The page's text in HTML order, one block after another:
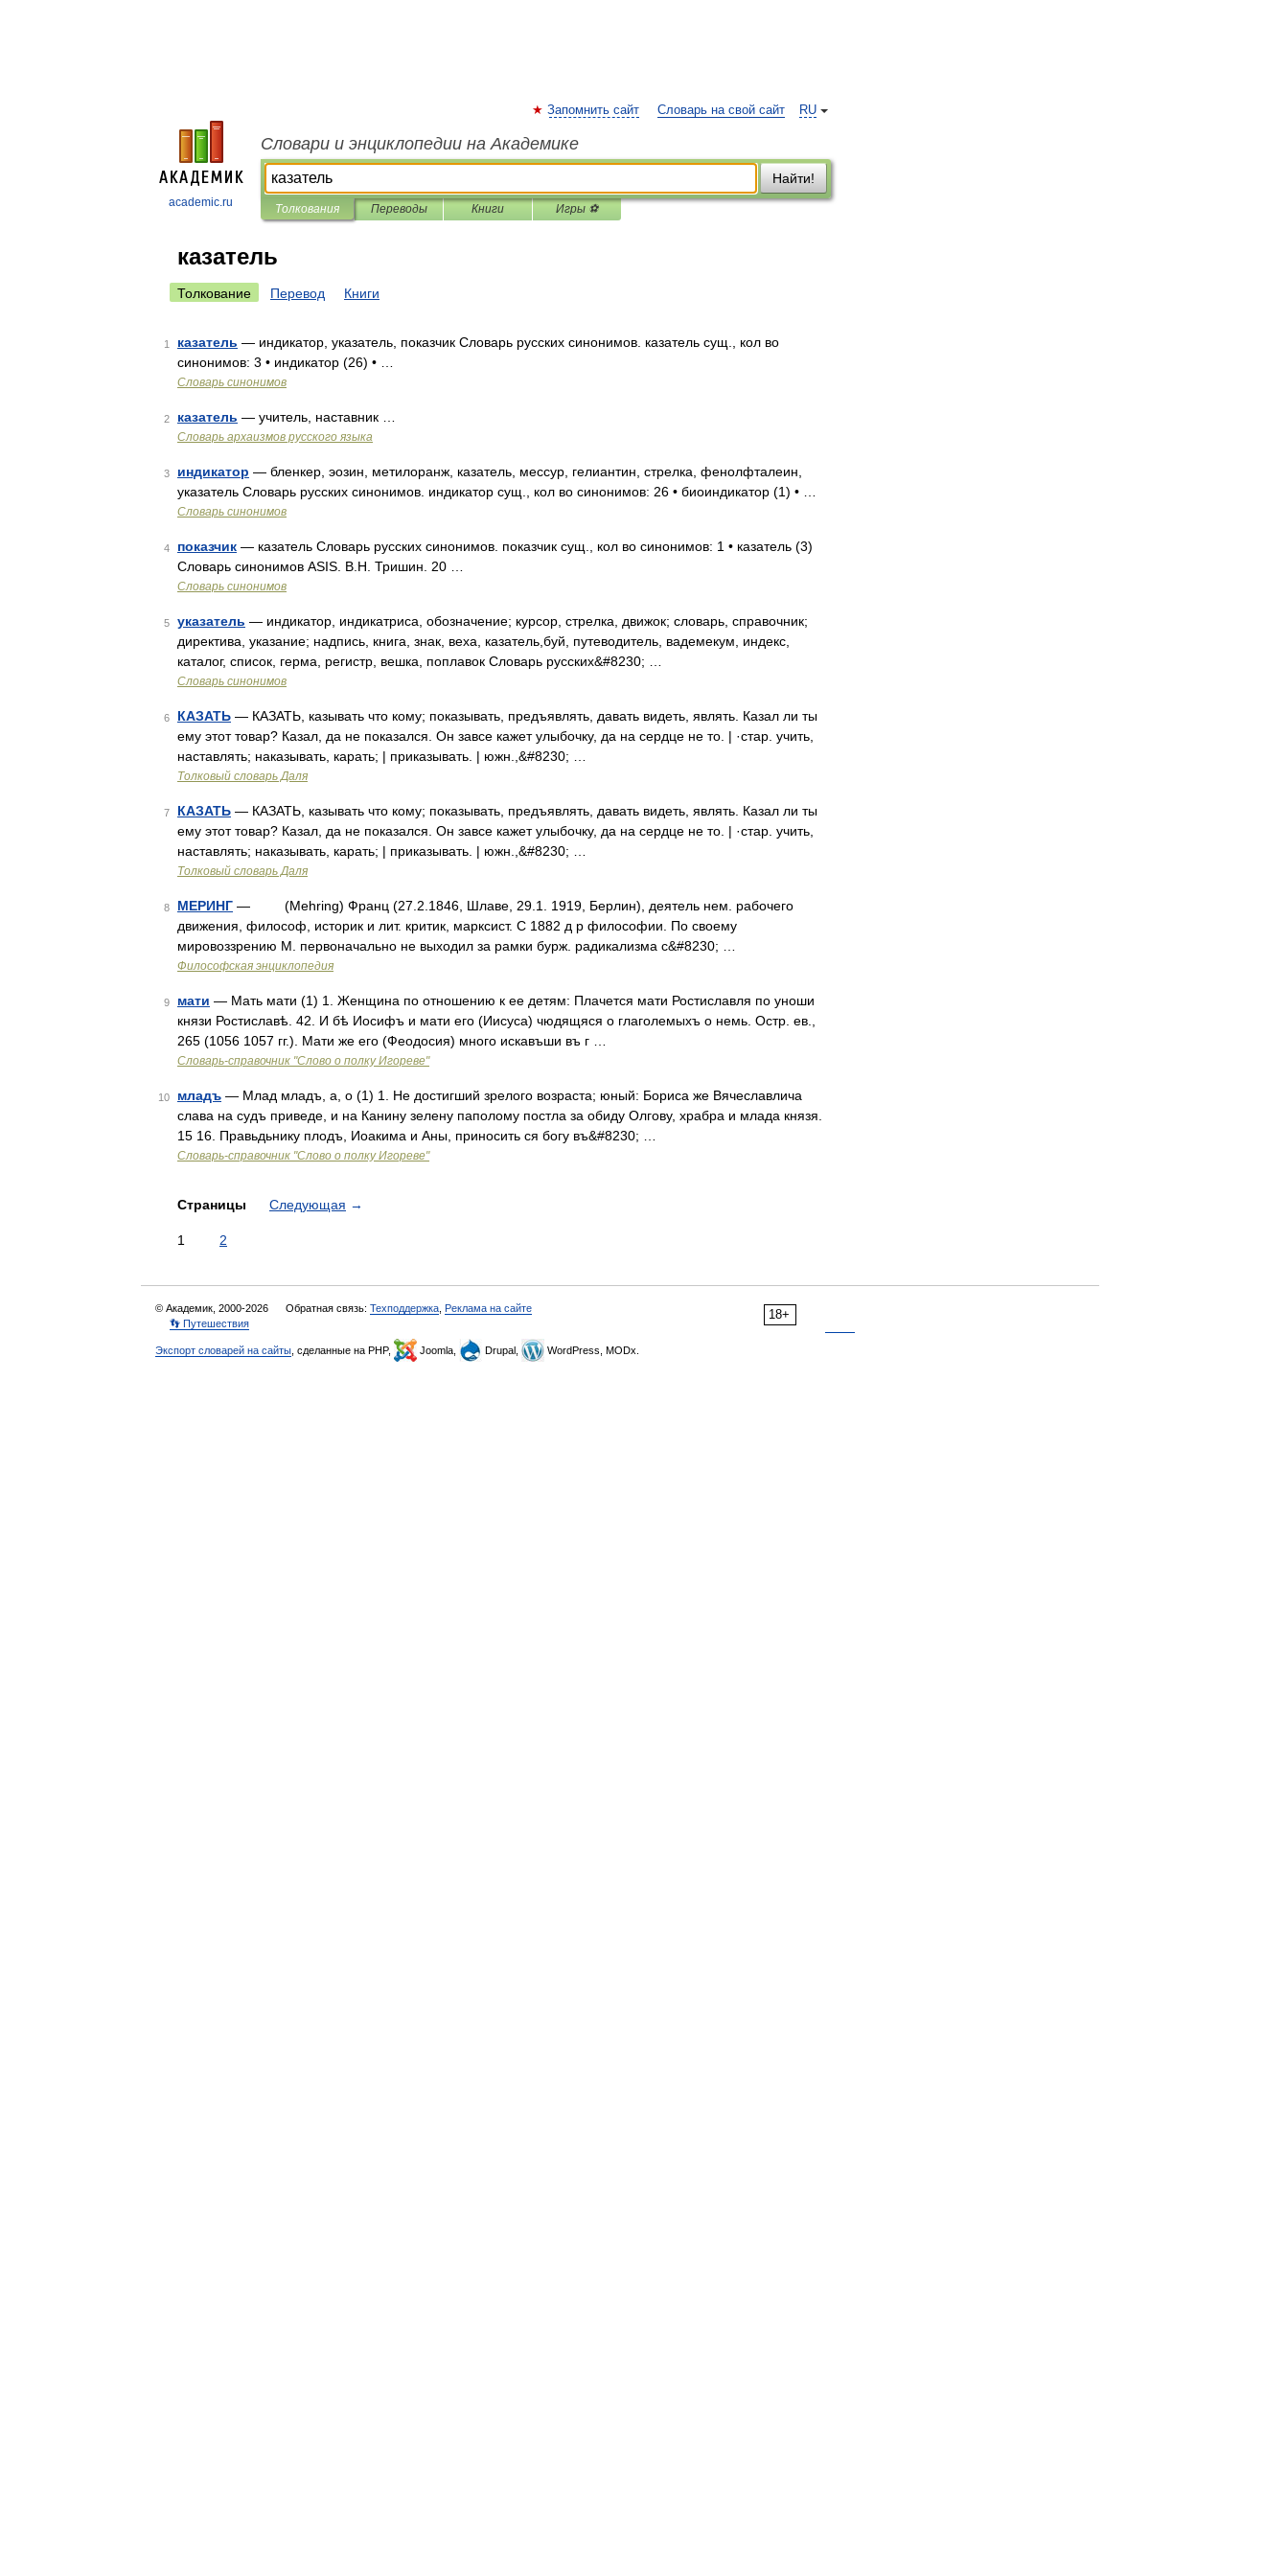
academic.ru
RU
Запомнить сайт Словарь на свой сайт
Словари и энциклопедии на Академике
Найти!
Толкования Переводы Книги Игры ⚽
казатель
Толкование Перевод Книги
1 казатель — индикатор, указатель, показчик Словарь русских синонимов. казатель сущ., кол во
синонимов: 3 • индикатор (26) • …
Словарь синонимов
2 казатель — учитель, наставник …
Cловарь архаизмов русского языка
3 индикатор — бленкер, эозин, метилоранж, казатель, мессур, гелиантин, стрелка, фенолфталеин,
указатель Словарь русских синонимов. индикатор сущ., кол во синонимов: 26 • биоиндикатор (1) • …
Словарь синонимов
4 показчик — казатель Словарь русских синонимов. показчик сущ., кол во синонимов: 1 • казатель (3)
Словарь синонимов ASIS. В.Н. Тришин. 20 …
Словарь синонимов
5 указатель — индикатор, индикатриса, обозначение; курсор, стрелка, движок; словарь, справочник;
директива, указание; надпись, книга, знак, веха, казатель,буй, путеводитель, вадемекум, индекс,
каталог, список, герма, регистр, вешка, поплавок Словарь русских&#8230; …
Словарь синонимов
6 КАЗАТЬ — КАЗАТЬ, казывать что кому; показывать, предъявлять, давать видеть, являть. Казал ли ты
ему этот товар? Казал, да не показался. Он завсе кажет улыбочку, да на сердце не то. | ·стар. учить,
наставлять; наказывать, карать; | приказывать. | южн.,&#8230; …
Толковый словарь Даля
7 КАЗАТЬ — КАЗАТЬ, казывать что кому; показывать, предъявлять, давать видеть, являть. Казал ли ты
ему этот товар? Казал, да не показался. Он завсе кажет улыбочку, да на сердце не то. | ·стар. учить,
наставлять; наказывать, карать; | приказывать. | южн.,&#8230; …
Толковый словарь Даля
8 МЕРИНГ — (Mehring) Франц (27.2.1846, Шлаве, 29.1. 1919, Берлин), деятель нем. рабочего
движения, философ, историк и лит. критик, марксист. С 1882 д р философии. По своему
мировоззрению М. первоначально не выходил за рамки бурж. радикализма с&#8230; …
Философская энциклопедия
9 мати — Мать мати (1) 1. Женщина по отношению к ее детям: Плачется мати Ростиславля по уноши
князи Ростиславѣ. 42. И бѣ Иосифъ и мати его (Иисуса) чюдящяся о глаголемыхъ о немь. Остр. ев.,
265 (1056 1057 гг.). Мати же его (Феодосия) много искавъши въ г …
Словарь-справочник "Слово о полку Игореве"
10 младъ — Млад младъ, а, о (1) 1. Не достигший зрелого возраста; юный: Бориса же Вячеславлича
слава на судъ приведе, и на Канину зелену паполому постла за обиду Олгову, храбра и млада князя.
15 16. Правьдьнику плодъ, Иоакима и Аны, приносить ся богу въ&#8230; …
Словарь-справочник "Слово о полку Игореве"
Страницы Следующая →
1 2
18+
© Академик, 2000-2026 Обратная связь: Техподдержка Реклама на сайте
👣 Путешествия
Экспорт словарей на сайты , сделанные на PHP, Joomla, Drupal, WordPress, MODx.